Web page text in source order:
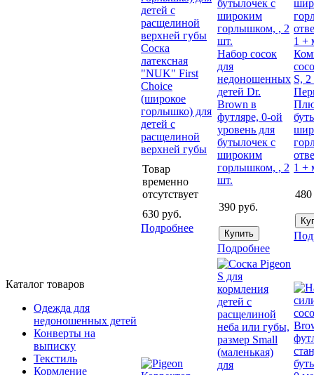
Каталог товаров
Одежда для
недоношенных детей
Конверты на
выписку
Текстиль
Кормление
Соска
латексная
"NUK" First
Choice
(широкое
горлышко) для
детей с
расщелиной
верхней губы
Товар
временно
отсутствует
630 руб.
Подробнее
Набор сосок
для
недоношенных
детей Dr.
Brown в
футляре, 0-ой
уровень для
бутылочек с
широким
горлышком, , 2
шт.
390 руб.
Подробнее
S,
1 +
480